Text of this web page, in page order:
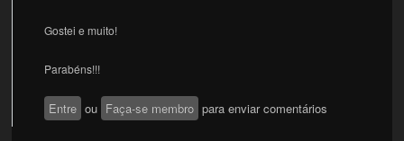
Gostei e muito!
Parabéns!!!
Entre ou Faça-se membro para enviar comentários